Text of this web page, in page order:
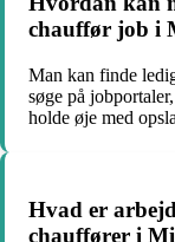
chauffør job i
Man kan finde
søge på
holde øje med
Hvad er
chauffører i